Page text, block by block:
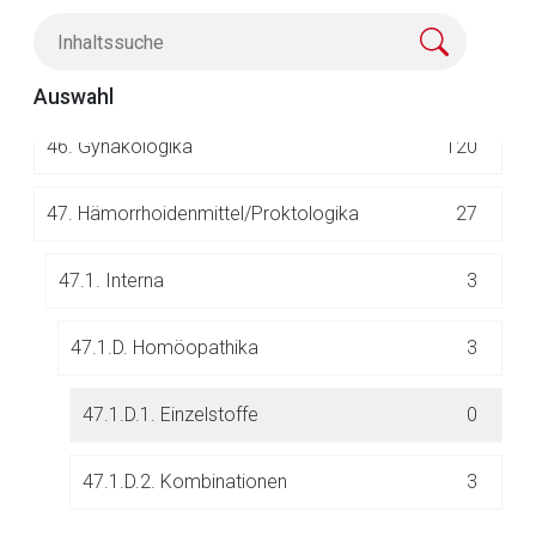
Auswahl
46. Gynäkologika 120
47. Hämorrhoidenmittel/Proktologika 27
47.1. Interna 3
47.1.D. Homöopathika 3
47.1.D.1. Einzelstoffe 0
47.1.D.2. Kombinationen 3
Der von Ihnen aufgerufene Link öffnet eine externe Web-
Seite. Für die Inhalte der externen Web-Seite ist deren
Datenschutzbestimmungen.
Zurück zur rote-liste.de Zur Seite